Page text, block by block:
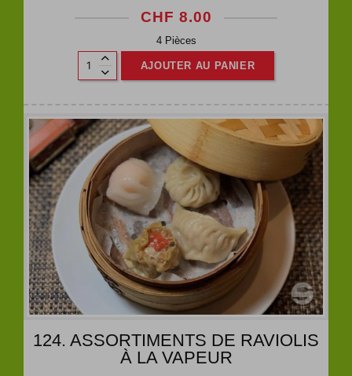
CHF 8.00
4 Pièces
AJOUTER AU PANIER
124. ASSORTIMENTS DE RAVIOLIS
À LA VAPEUR